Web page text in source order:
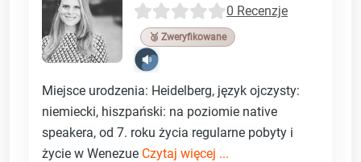
0 Recenzje
🥉 Zweryfikowane
Miejsce urodzenia: Heidelberg, język ojczysty:
niemiecki, hiszpański: na poziomie native
speakera, od 7. roku życia regularne pobyty i
życie w Wenezue Czytaj więcej ...